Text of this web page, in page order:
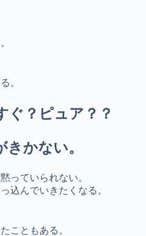
。
ぐ？ピュア？？
かない。
っていられない。
込んでいきたくなる。
こともある。